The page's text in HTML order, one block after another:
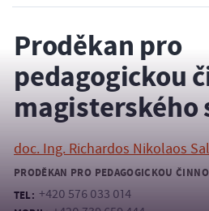
Proděkan pro
pedagogickou
magisterského
doc. Ing. Richardos Nikolaos
PRODĚKAN PRO PEDAGOGICKOU
TEL: +420 576 033 014